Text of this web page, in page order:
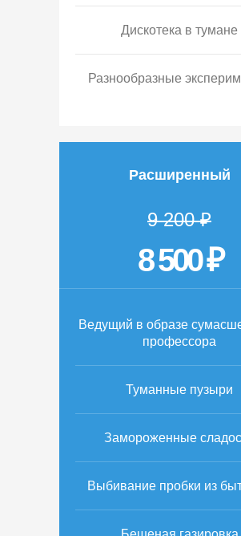
Дискотека в тумане
Разнообразные
Расширенный
9 200 ₽
8 500 ₽
Ведущий в образе
профессора
Туманные пузыри
Замороженные
Выбивание пробки из